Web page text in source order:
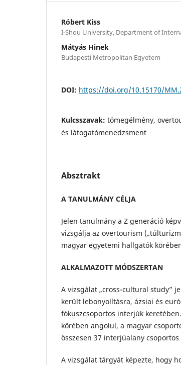
Róbert Kiss
I-Shou University, Department of
Mátyás Hinek
Budapesti Metropolitan Egyetem
DOI: https://doi.org/10.15170/
Kulcsszavak: tömegélmény,
és látogatómenedzsment
Absztrakt
A TANULMÁNY CÉLJA
Jelen tanulmány a Z generáció
vizsgálja az overtourism
magyar egyetemi hallgatók
ALKALMAZOTT MÓDSZERTAN
A vizsgálat „cross-cultural study”
került lebonyolításra, ázsiai és
fókuszcsoportos interjúk
körében angolul, a magyar
összesen 37 interjúalany
A vizsgálat tárgyát képezte, hogy